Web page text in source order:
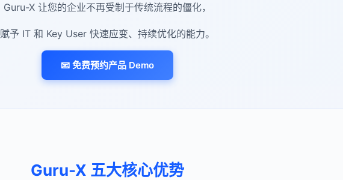
Guru-X 让您的企业不再受制于传统流程的僵化，
赋予 IT 和 Key User 快速应变、持续优化的能力。
📧 免费预约产品 Demo
Guru-X 五大核心优势